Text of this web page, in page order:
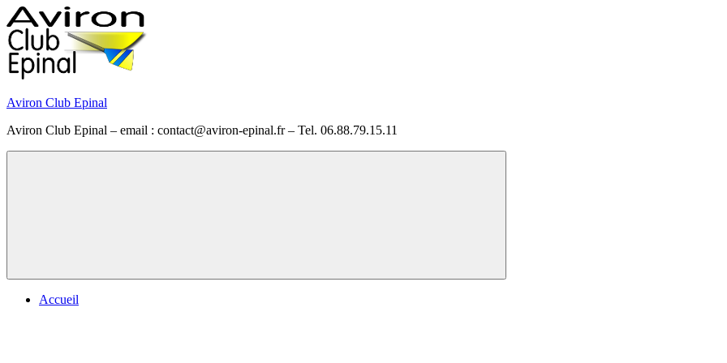
Skip
to
content
Aviron Club Epinal
Aviron Club Epinal – email : contact@aviron-epinal.fr – Tel. 06.88.79.15.11
Menu
Accueil